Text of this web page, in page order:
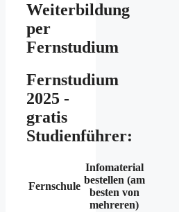
Weiterbildung
per
Fernstudium
Fernstudium
2025 -
gratis
Studienführer:
Fernschule
Infomaterial
bestellen (am
besten von
mehreren)